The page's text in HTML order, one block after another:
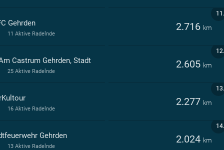
11.
Gehrden 2.716 km
11 Aktive Radelnde
12.
Castrum Gehrden, Stadt 2.605 km
25 Aktive Radelnde
13.
2.277 km
16 Aktive Radelnde
14.
Gehrden 2.024 km
13 Aktive Radelnde